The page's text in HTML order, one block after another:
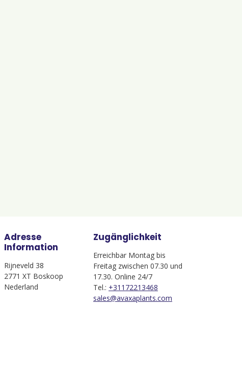
Adresse
Information
Rijneveld 38
2771 XT Boskoop
Nederland
Zugänglichkeit
Erreichbar Montag bis
Freitag zwischen 07.30 und
17.30. Online 24/7
Tel.: +31172213468
sales@avaxaplants.com